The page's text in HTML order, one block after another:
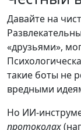
Давайте на
«друзьями»,
такие боты не
вредными
Но ИИ-
протоколах